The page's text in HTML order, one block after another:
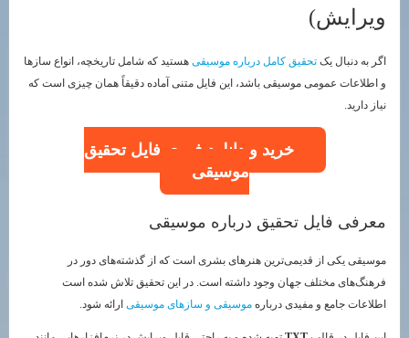
ویرایش)
اگر به دنبال یک تحقیق کامل درباره موسیقی هستید که شامل تاریخچه، انواع سازها
و اطلاعات عمومی موسیقی باشد، این فایل متنی آماده دقیقاً همان چیزی است که
نیاز دارید.
خرید و دانلود فوری فایل تحقیق
موسیقی
معرفی فایل تحقیق درباره موسیقی
موسیقی یکی از قدیمی‌ترین هنرهای بشری است که از گذشته‌های دور در
فرهنگ‌های مختلف جهان وجود داشته است. در این تحقیق تلاش شده است
اطلاعات جامع و مفیدی درباره موسیقی و سازهای موسیقی ارائه شود.